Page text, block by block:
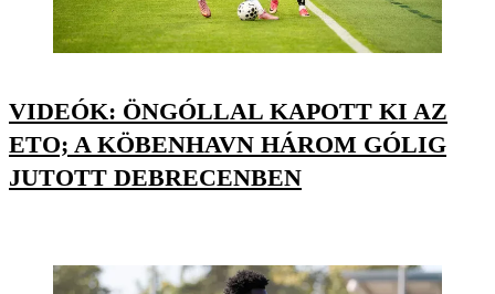
VIDEÓK: ÖNGÓLLAL KAPOTT KI AZ
ETO; A KÖBENHAVN HÁROM GÓLIG
JUTOTT DEBRECENBEN